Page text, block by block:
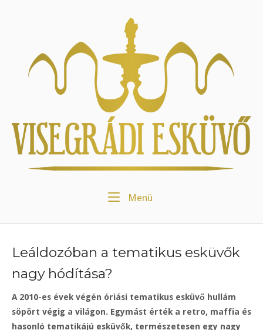
Menü
Leáldozóban a tematikus esküvők
nagy hódítása?
A 2010-es évek végén óriási tematikus esküvő hullám
söpört végig a világon. Egymást érték a retro, maffia és
hasonló tematikájú esküvők, természetesen egy nagy